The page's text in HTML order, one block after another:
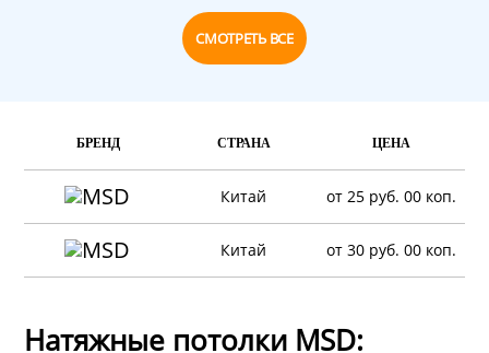
СМОТРЕТЬ ВСЕ
БРЕНД СТРАНА ЦЕНА
Китай от 25 руб. 00 коп.
Китай от 30 руб. 00 коп.
Натяжные потолки MSD: